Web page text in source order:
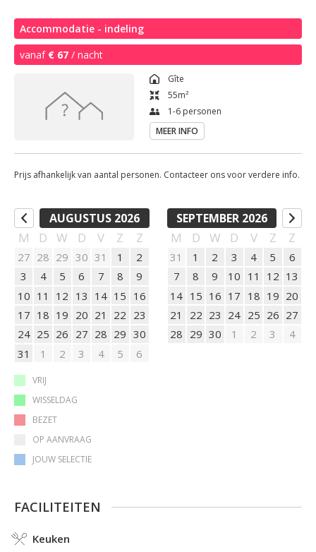
Verder is er een grote tuin met omheind zwembad +
kinderbad. Men kan er genieten van de mooie natuur op de
banken of in de hangmatten. De kinderen kunnen er spelen!
Wij verwelkomen u graag in 1 van onze gîtes en of
gastenkamers die zich bevinden op ons domein van 3ha.
Accommodatie - indeling
vanaf € 67 / nacht
Gîte
55m²
1-6 personen
MEER INFO
Prijs afhankelijk van aantal personen. Contacteer ons voor verdere info.
AUGUSTUS 2026
M D W D V Z Z
27 28 29 30 31 1
2
3
4 5 6 7 8
9
10 11 12 13 14 15 16
17 18 19 20 21 22 23
24 25 26 27 28 29 30
31
1 2 3 4 5 6
SEPTEMBER 2026
M D W D V Z Z
31 1 2 3 4 5
6
7
8 9 10 11 12 13
14 15 16 17 18 19 20
21
22 23 24 25 26 27
28 29 30 1 2 3 4
VRIJ
WISSELDAG
BEZET
OP AANVRAAG
JOUW SELECTIE
FACILITEITEN
Keuken